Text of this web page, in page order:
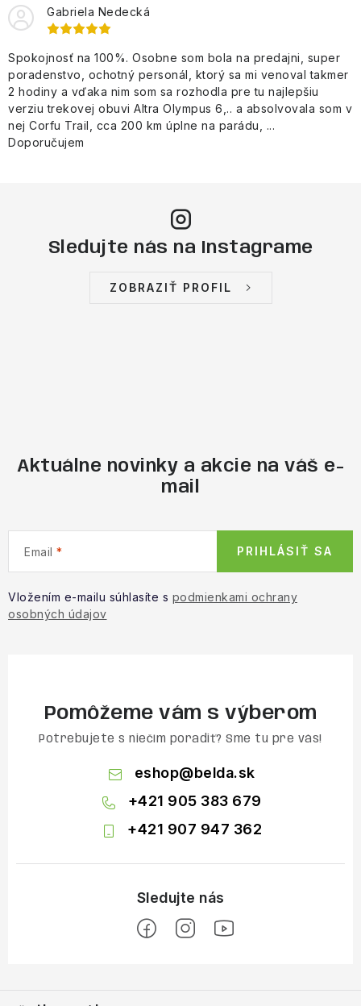
u
Gabriela Nedecká
Spokojnosť na 100%. Osobne som bola na predajni, super
poradenstvo, ochotný personál, ktorý sa mi venoval takmer
2 hodiny a vďaka nim som sa rozhodla pre tu najlepšiu
verziu trekovej obuvi Altra Olympus 6,.. a absolvovala som v
nej Corfu Trail, cca 200 km úplne na parádu, ...
Doporučujem
Sledujte nás na Instagrame
ZOBRAZIŤ PROFIL
Aktuálne novinky a akcie na váš e-
mail
Email
Vložením e-mailu súhlasíte s podmienkami ochrany
osobných údajov
PRIHLÁSIŤ SA
Pomôžeme vám s výberom
Potrebujete s niečím poradiť? Sme tu pre vás!
eshop@belda.sk
+421 905 383 679
+421 907 947 362